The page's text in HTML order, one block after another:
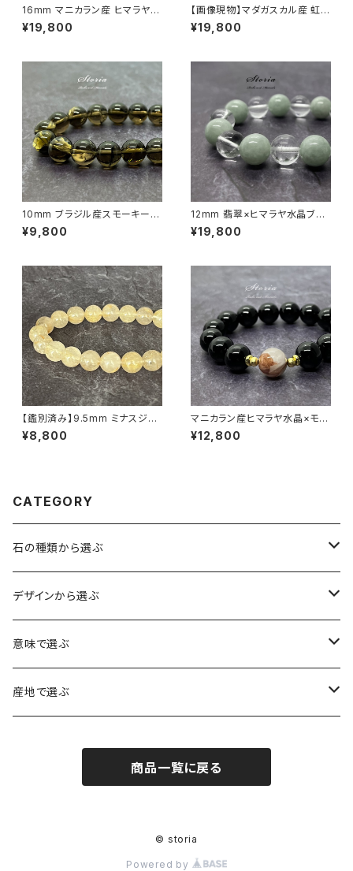
16mm マニカラン産 ヒマラヤ水
晶 ブレスレット （原石買付・国内
ビーズ加工）
¥19,800
【画像現物】マダガスカル産 虹入
りアイリスクォーツ 15mm ブレ
スレット【M07146】
¥19,800
10mm ブラジル産スモーキーア
イリスクォーツ（煙水晶）ブレス
レット
¥9,800
12mm 翡翠×ヒマラヤ水晶ブレ
スレット
¥19,800
【鑑別済み】9.5mm ミナスジェ
ライス州産 ゴールデン ルチルク
ォーツ ブレスレット【画像現物・
¥8,800
マニカラン産ヒマラヤ水晶×モリ
オン（黒水晶）12mm珠 ブレスレ
ット
¥12,800
CATEGORY
石の種類から選ぶ
水晶（クォーツ）
アイリスクォーツ（虹入り水晶）
ヒマラヤ水晶
ローズクォーツ（紅水晶）
アメジスト（紫水晶）
スモーキークォーツ（煙水晶）
アイリススモーキークォーツ（虹入り水晶）
デザインから選ぶ
龍彫刻（水晶）
龍彫刻（オニキス）
意味で選ぶ
魔除け・厄除け
癒やし・ヒーリング
産地で選ぶ
商品一覧に戻る
© storia
Powered by